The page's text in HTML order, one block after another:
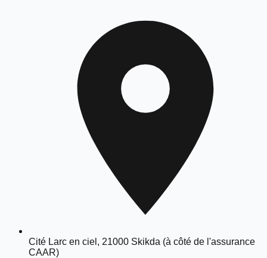
Cité Larc en ciel, 21000 Skikda (à côté de l'assurance
CAAR)